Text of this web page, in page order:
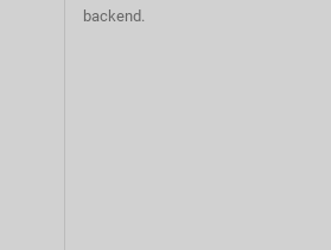
backend.